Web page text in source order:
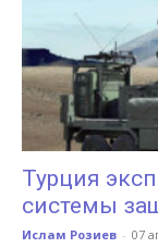
Турция
системы
Ислам Розиев - 07